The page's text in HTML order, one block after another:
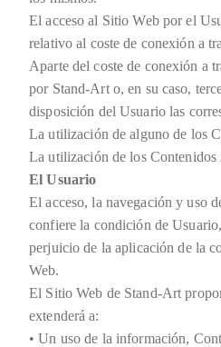
El acceso al Sitio Web por el
relativo al coste de conexión a
Aparte del coste de conexión a
por Stand-Art o, en su caso,
disposición del Usuario las
La utilización de alguno de los
La utilización de los
El Usuario
El acceso, la navegación y uso
confiere la condición de
perjuicio de la aplicación de la
Web.
El Sitio Web de Stand-Art
extenderá a:
• Un uso de la información,